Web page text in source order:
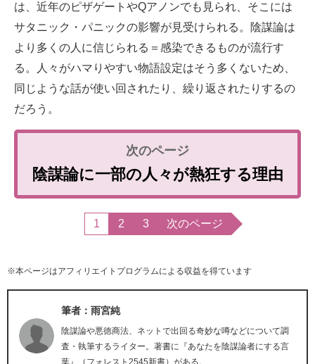
は、近年のピザゲートやQアノンでも見られ、そこには
サタニック・パニックの影響が見受けられる。陰謀論は
より多くの人に信じられる＝感染できるものが流行す
る。人々がハマりやすい物語設定はそう多くないため、
同じような話が使い回されたり、繰り返されたりするの
だろう。
陰謀論に一部の人々が熱狂する理由
1 2 3 次のページ
※本ページはアフィリエイトプログラムによる収益を得ています
筆者：雨宮純
陰謀論や悪徳商法、ネットで出回る奇妙な噂などについて調
査・執筆するライター。著書に『あなたを陰謀論者にする言